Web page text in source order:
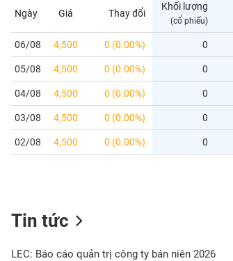
Ngày Giá Thay đổi
Khối lượng
(cổ phiếu)
06/08 4,500 0 (0.00%) 0
05/08 4,500 0 (0.00%) 0
04/08 4,500 0 (0.00%) 0
03/08 4,500 0 (0.00%) 0
02/08 4,500 0 (0.00%) 0
Tin tức
LEC: Báo cáo quản trị công ty bán niên 2026
CÁ
NHÂN
PHÂN
TÍCH
VIETSTOCKFINANCE